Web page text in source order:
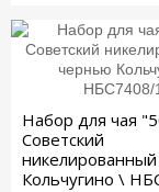
Набор для чая
Советский
Кольчугино \